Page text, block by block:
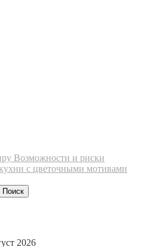
Возможности и риски
с цветочными мотивами
Поиск
2026